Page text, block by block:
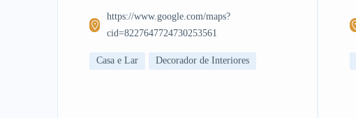
https://www.google.com/maps?
cid=8227647724730253561
Casa e Lar Decorador de Interiores